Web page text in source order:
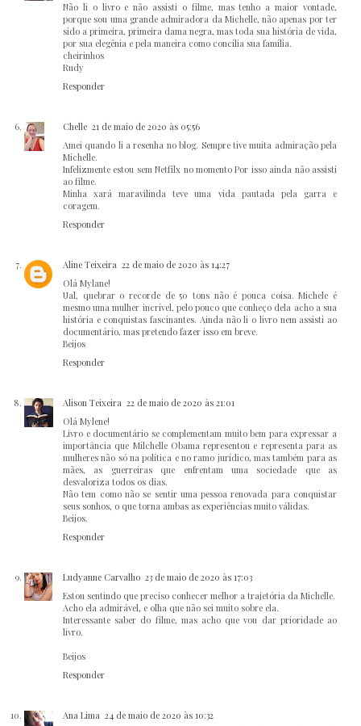
Não li o livro e não assisti o filme, mas tenho a maior vontade,
porque sou uma grande admiradora da Michelle, não apenas por ter
sido a primeira, primeira dama negra, mas toda sua história de vida,
por sua elegênia e pela maneira como concilia sua família.
cheirinhos
Rudy
Responder
Chelle 21 de maio de 2020 às 05:56
Amei quando li a resenha no blog. Sempre tive muita admiração pela
Michelle.
Infelizmente estou sem Netfilx no momento Por isso ainda não assisti
ao filme.
Minha xará maravilinda teve uma vida pautada pela garra e
coragem.
Responder
Aline Teixeira 22 de maio de 2020 às 14:27
Olá Mylane!
Ual, quebrar o recorde de 50 tons não é pouca coisa. Michele é
mesmo uma mulher incrível, pelo pouco que conheço dela acho a sua
história e conquistas fascinantes. Ainda não li o livro nem assisti ao
documentário, mas pretendo fazer isso em breve.
Beijos
Responder
Alison Teixeira 22 de maio de 2020 às 21:01
Olá Mylene!
Livro e documentário se complementam muito bem para expressar a
importância que Milchelle Obama representou e representa para as
mulheres não só na política e no ramo jurídico, mas também para as
mães, as guerreiras que enfrentam uma sociedade que as
desvaloriza todos os dias.
Não tem como não se sentir uma pessoa renovada para conquistar
seus sonhos, o que torna ambas as experiências muito válidas.
Beijos.
Responder
Ludyanne Carvalho 23 de maio de 2020 às 17:03
Estou sentindo que preciso conhecer melhor a trajetória da Michelle.
Acho ela admirável, e olha que não sei muito sobre ela.
Interessante saber do filme, mas acho que vou dar prioridade ao
livro.
Beijos
Responder
Ana Lima 24 de maio de 2020 às 10:32